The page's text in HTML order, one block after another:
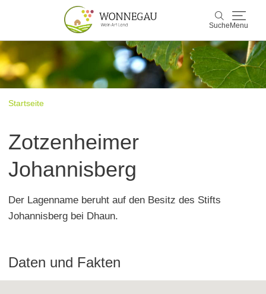
Suche Menu
Suche
Wonnegau
Kultur & Events
Startseite
Zotzenheimer
Johannisberg
Der Lagenname beruht auf den Besitz des Stifts
Johannisberg bei Dhaun.
Daten und Fakten